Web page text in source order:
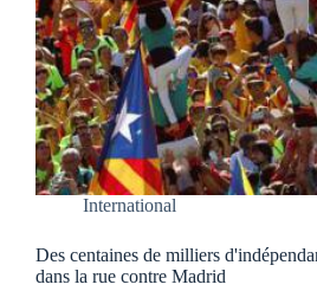
International
Des centaines de milliers
dans la rue contre Madrid